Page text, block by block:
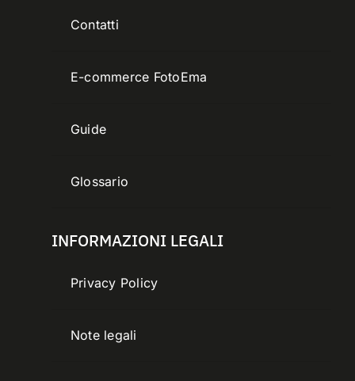
Contatti
E-commerce FotoEma
Guide
Glossario
INFORMAZIONI LEGALI
Privacy Policy
Note legali